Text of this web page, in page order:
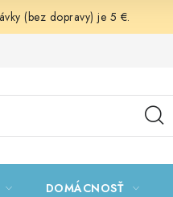
(bez dopravy) je 5 €.
DOMÁCNOSŤ